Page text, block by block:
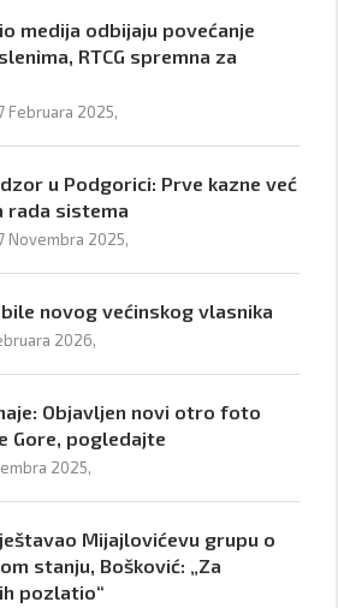
medija odbijaju povećanje
RTCG spremna za
Februara 2025,
u Podgorici: Prve kazne već
rada sistema
Novembra 2025,
novog većinskog vlasnika
2026,
Objavljen novi otro foto
Gore, pogledajte
2025,
Mijajlovićevu grupu o
stanju, Bošković: „Za
pozlatio“